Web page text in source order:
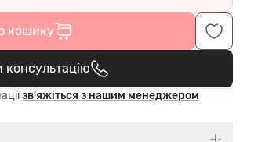
кошику
консультацію
зв'яжіться з нашим менеджером